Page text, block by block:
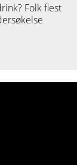
Folk flest